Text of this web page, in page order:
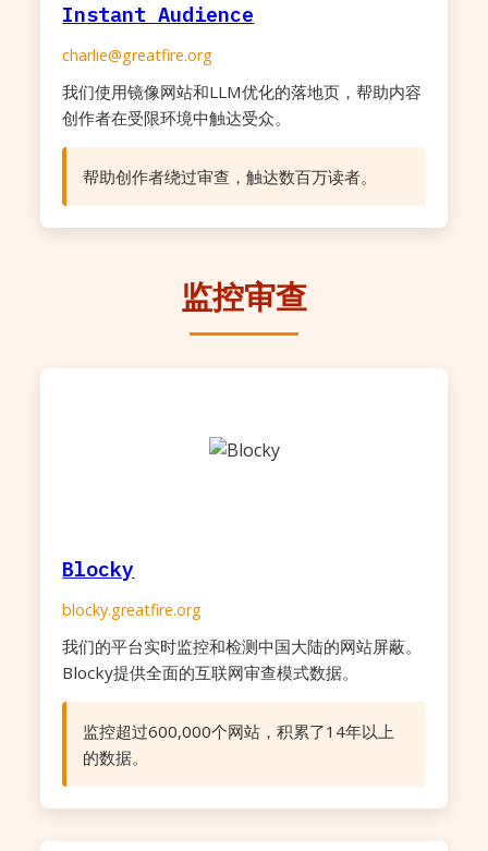
Instant Audience
charlie@greatfire.org
我们使用镜像网站和LLM优化的落地页，帮助内容
创作者在受限环境中触达受众。
帮助创作者绕过审查，触达数百万读者。
监控审查
Blocky
blocky.greatfire.org
我们的平台实时监控和检测中国大陆的网站屏蔽。
Blocky提供全面的互联网审查模式数据。
监控超过600,000个网站，积累了14年以上
的数据。